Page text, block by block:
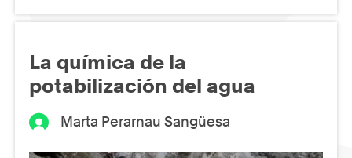
La química de la
potabilización del agua
Marta Perarnau Sangüesa